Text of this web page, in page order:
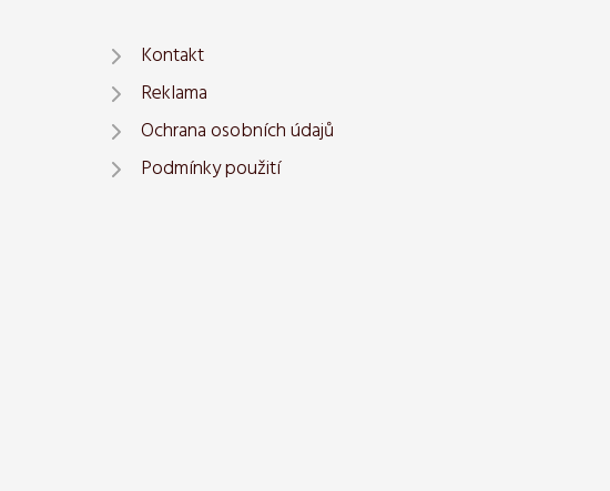
Kontakt
Reklama
Ochrana osobních údajů
Podmínky použití